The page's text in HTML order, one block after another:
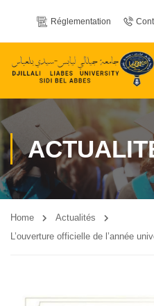
Réglementation
Home
Actualités
L’ouverture officielle de l’année